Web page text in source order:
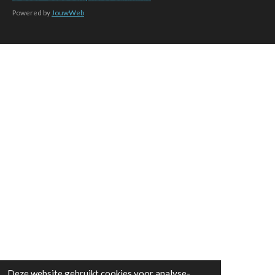
Powered by JouwWeb